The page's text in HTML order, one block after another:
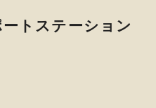
トステーション